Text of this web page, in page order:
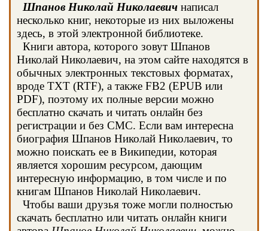
Шпанов Николай Николаевич написал
несколько книг, некоторые из них выложены
здесь, в этой электронной библиотеке.
Книги автора, которого зовут Шпанов
Николай Николаевич, на этом сайте находятся в
обычных электронных текстовых форматах,
вроде TXT (RTF), а также FB2 (EPUB или
PDF), поэтому их полные версии можно
бесплатно скачать и читать онлайн без
регистрации и без СМС. Если вам интересна
биография Шпанов Николай Николаевич, то
можно поискать ее в Википедии, которая
является хорошим ресурсом, дающим
интересную информацию, в том числе и по
книгам Шпанов Николай Николаевич.
Чтобы ваши друзья тоже могли полностью
скачать бесплатно или читать онлайн книги